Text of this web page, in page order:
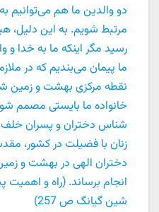
دو والدین ما هم می‌توانیم
مرتبط شویم. به این دلیل،
رسید مگر اینکه ما به خدا و
ما پیمان می‌بندیم که در
نقطه مرکزی بهشت و زمین
خانواده ما بایستی مصمم
شناس دختران و پسران خلف
زنان با فضیلت در کشور،
دختران الهی در بهشت و
انجام برساند. (راه و اهمیت
شین گیانگ ص 257)